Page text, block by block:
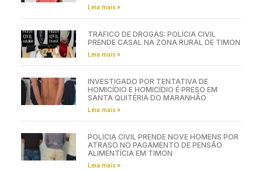
Leia mais »
TRÁFICO DE DROGAS: POLÍCIA CIVIL
PRENDE CASAL NA ZONA RURAL DE TIMON
Leia mais »
INVESTIGADO POR TENTATIVA DE
HOMICÍDIO E HOMICÍDIO É PRESO EM
SANTA QUITÉRIA DO MARANHÃO
Leia mais »
POLÍCIA CIVIL PRENDE NOVE HOMENS POR
ATRASO NO PAGAMENTO DE PENSÃO
ALIMENTÍCIA EM TIMON
Leia mais »